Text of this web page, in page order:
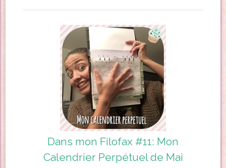
Dans mon Filofax #11: Mon
Calendrier Perpétuel de Mai